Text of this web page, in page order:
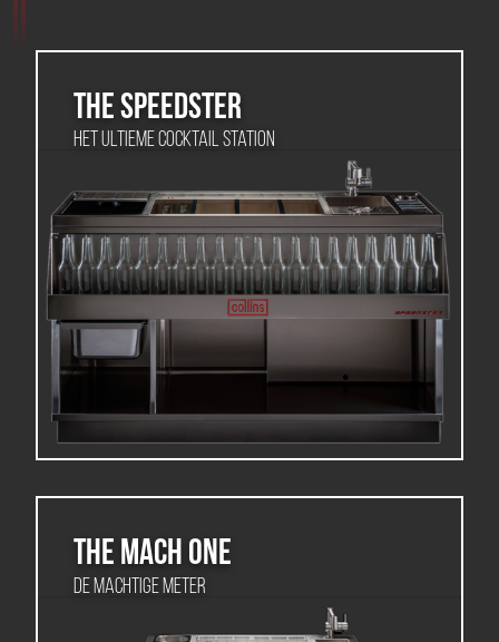
THE SPEEDSTER
Het ultieme cocktail station
THE MACH ONE
De machtige meter